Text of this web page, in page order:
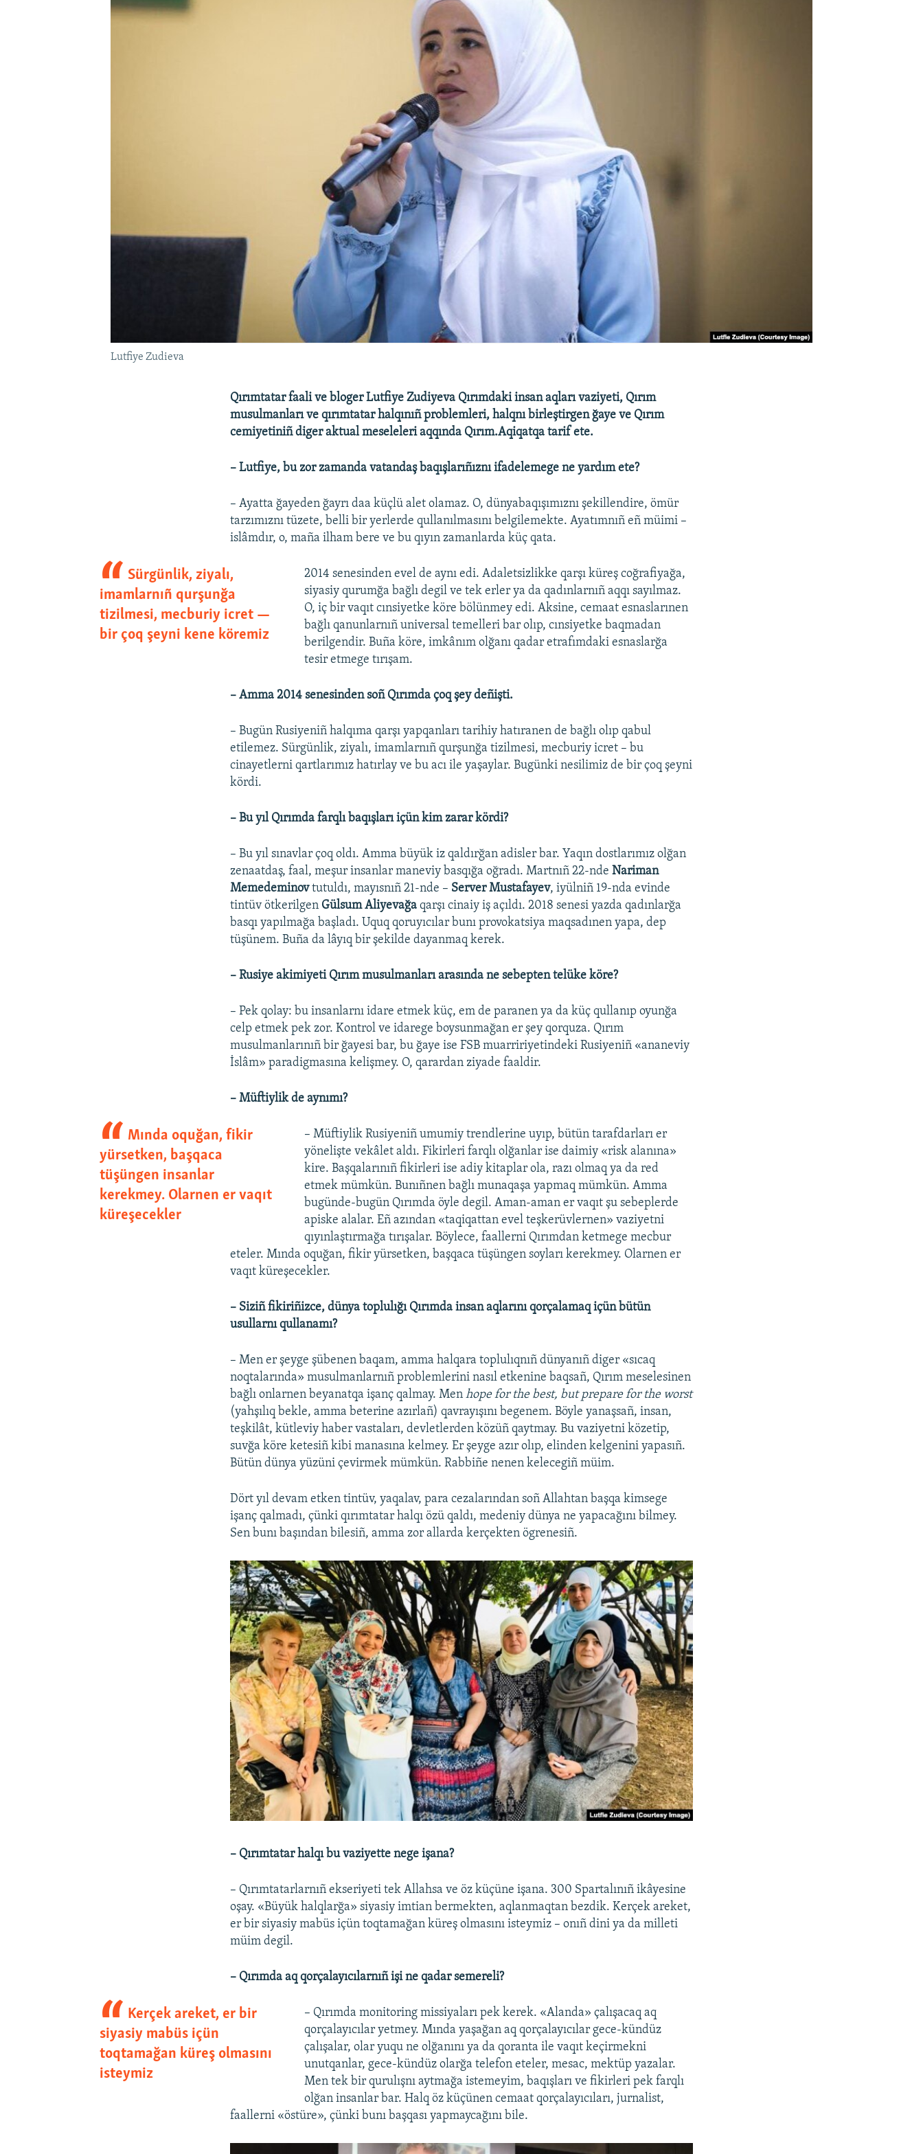
Lutfiye Zudieva
Qırımtatar faali ve bloger Lutfiye Zudiyeva Qırımdaki insan aqları vaziyeti, Qırım
musulmanları ve qırımtatar halqınıñ problemleri, halqnı birleştirgen ğaye ve Qırım
cemiyetiniñ diger aktual meseleleri aqqında Qırım.Aqiqatqa tarif ete.
– Lutfiye, bu zor zamanda vatandaş baqışlarıñıznı ifadelemege ne yardım ete?
– Ayatta ğayeden ğayrı daa küçlü alet olamaz. O, dünyabaqışımıznı şekillendire, ömür
tarzımıznı tüzete, belli bir yerlerde qullanılmasını belgilemekte. Ayatımnıñ eñ müimi –
islâmdır, o, maña ilham bere ve bu qıyın zamanlarda küç qata.
Sürgünlik, ziyalı,
imamlarnıñ qurşunğa
tizilmesi, mecburiy icret —
bir çoq şeyni kene köremiz
2014 senesinden evel de aynı edi. Adaletsizlikke qarşı küreş coğrafiyağa,
siyasiy qurumğa bağlı degil ve tek erler ya da qadınlarnıñ aqqı sayılmaz.
O, iç bir vaqıt cınsiyetke köre bölünmey edi. Aksine, cemaat esnaslarınen
bağlı qanunlarnıñ universal temelleri bar olıp, cınsiyetke baqmadan
berilgendir. Buña köre, imkânım olğanı qadar etrafımdaki esnaslarğa
tesir etmege tırışam.
– Amma 2014 senesinden soñ Qırımda çoq şey deñişti.
– Bugün Rusiyeniñ halqıma qarşı yapqanları tarihiy hatıranen de bağlı olıp qabul
etilemez. Sürgünlik, ziyalı, imamlarnıñ qurşunğa tizilmesi, mecburiy icret – bu
cinayetlerni qartlarımız hatırlay ve bu acı ile yaşaylar. Bugünki nesilimiz de bir çoq şeyni
kördi.
– Bu yıl Qırımda farqlı baqışları içün kim zarar kördi?
– Bu yıl sınavlar çoq oldı. Amma büyük iz qaldırğan adisler bar. Yaqın dostlarımız olğan
zenaatdaş, faal, meşur insanlar maneviy basqığa oğradı. Martnıñ 22-ndeNariman
Memedeminovtutuldı, mayısnıñ 21-nde – Server Mustafayev, iyülniñ 19-nda evinde
tintüv ötkerilgen Gülsum Aliyevağa qarşı cinaiy iş açıldı. 2018 senesi yazda qadınlarğa
basqı yapılmağa başladı. Uquq qoruyıcılar bunı provokatsiya maqsadınen yapa, dep
tüşünem. Buña da lâyıq bir şekilde dayanmaq kerek.
– Rusiye akimiyeti Qırım musulmanları arasında ne sebepten telüke köre?
– Pek qolay: bu insanlarnı idare etmek küç, em de paranen ya da küç qullanıp oyunğa
celp etmek pek zor. Kontrol ve idarege boysunmağan er şey qorquza. Qırım
musulmanlarınıñ bir ğayesi bar, bu ğaye ise FSB muarririyetindeki Rusiyeniñ «ananeviy
İslâm» paradigmasına kelişmey. O, qarardan ziyade faaldir.
– Müftiylik de aynımı?
Mında oquğan, fikir
yürsetken, başqaca
tüşüngen insanlar
kerekmey. Olarnen er vaqıt
küreşecekler
– Müftiylik Rusiyeniñ umumiy trendlerine uyıp, bütün tarafdarları er
yönelişte vekâlet aldı. Fikirleri farqlı olğanlar ise daimiy «risk alanına»
kire. Başqalarınıñ fikirleri ise adiy kitaplar ola, razı olmaq ya da red
etmek mümkün. Bunıñnen bağlı munaqaşa yapmaq mümkün. Amma
bugünde-bugün Qırımda öyle degil. Aman-aman er vaqıt şu sebeplerde
apiske alalar. Eñ azından «taqiqattan evel teşkerüvlernen» vaziyetni
qıyınlaştırmağa tırışalar. Böylece, faallerni Qırımdan ketmege mecbur
eteler. Mında oquğan, fikir yürsetken, başqaca tüşüngen soyları kerekmey. Olarnen er
vaqıt küreşecekler.
– Siziñ fikiriñizce, dünya toplulığı Qırımda insan aqlarını qorçalamaq içün bütün
usullarnı qullanamı?
– Men er şeyge şübenen baqam, amma halqara toplulıqnıñ dünyanıñ diger «sıcaq
noqtalarında» musulmanlarnıñ problemlerini nasıl etkenine baqsañ, Qırım meselesinen
bağlı onlarnen beyanatqa işanç qalmay. Menhope for the best, but prepare for the worst
(yahşılıq bekle, amma beterine azırlañ) qavrayışını begenem. Böyle yanaşsañ, insan,
teşkilât, kütleviy haber vastaları, devletlerden közüñ qaytmay. Bu vaziyetni közetip,
suvğa köre ketesiñ kibi manasına kelmey. Er şeyge azır olıp, elinden kelgenini yapasıñ.
Bütün dünya yüzüni çevirmek mümkün. Rabbiñe nenen kelecegiñ müim.
Dört yıl devam etken tintüv, yaqalav, para cezalarından soñ Allahtan başqa kimsege
işanç qalmadı, çünki qırımtatar halqı özü qaldı, medeniy dünya ne yapacağını bilmey.
Sen bunı başından bilesiñ, amma zor allarda kerçekten ögrenesiñ.
– Qırımtatar halqı bu vaziyette nege işana?
– Qırımtatarlarnıñ ekseriyeti tek Allahsa ve öz küçüne işana. 300 Spartalınıñ ikâyesine
oşay. «Büyük halqlarğa» siyasiy imtian bermekten, aqlanmaqtan bezdik. Kerçek areket,
er bir siyasiy mabüs içün toqtamağan küreş olmasını isteymiz – onıñ dini ya da milleti
müim degil.
– Qırımda aq qorçalayıcılarnıñ işi ne qadar semereli?
Kerçek areket, er bir
siyasiy mabüs içün
toqtamağan küreş olmasını
isteymiz
– Qırımda monitoring missiyaları pek kerek. «Alanda» çalışacaq aq
qorçalayıcılar yetmey. Mında yaşağan aq qorçalayıcılar gece-kündüz
çalışalar, olar yuqu ne olğanını ya da qoranta ile vaqıt keçirmekni
unutqanlar, gece-kündüz olarğa telefon eteler, mesac, mektüp yazalar.
Men tek bir qurulışnı aytmağa istemeyim, baqışları ve fikirleri pek farqlı
olğan insanlar bar. Halq öz küçünen cemaat qorçalayıcıları, jurnalist,
faallerni «östüre», çünki bunı başqası yapmaycağını bile.